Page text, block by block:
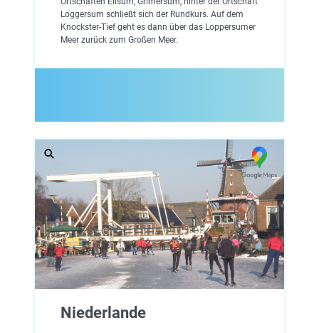
Loggersum schließt sich der Rundkurs. Auf dem
Knockster-Tief geht es dann über das Loppersumer
Meer zurück zum Großen Meer.
Niederlande